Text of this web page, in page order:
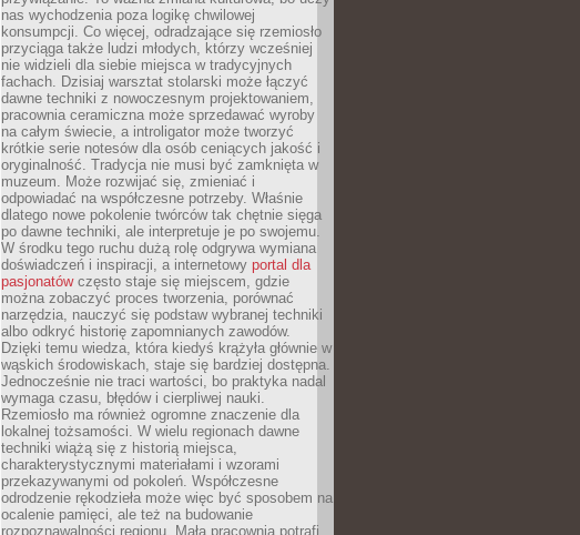
nas wychodzenia poza logikę chwilowej
konsumpcji. Co więcej, odradzające się rzemiosło
przyciąga także ludzi młodych, którzy wcześniej
nie widzieli dla siebie miejsca w tradycyjnych
fachach. Dzisiaj warsztat stolarski może łączyć
dawne techniki z nowoczesnym projektowaniem,
pracownia ceramiczna może sprzedawać wyroby
na całym świecie, a introligator może tworzyć
krótkie serie notesów dla osób ceniących jakość i
oryginalność. Tradycja nie musi być zamknięta w
muzeum. Może rozwijać się, zmieniać i
odpowiadać na współczesne potrzeby. Właśnie
dlatego nowe pokolenie twórców tak chętnie sięga
po dawne techniki, ale interpretuje je po swojemu.
W środku tego ruchu dużą rolę odgrywa wymiana
doświadczeń i inspiracji, a internetowy portal dla
pasjonatówczęsto staje się miejscem, gdzie
można zobaczyć proces tworzenia, porównać
narzędzia, nauczyć się podstaw wybranej techniki
albo odkryć historię zapomnianych zawodów.
Dzięki temu wiedza, która kiedyś krążyła głównie w
wąskich środowiskach, staje się bardziej dostępna.
Jednocześnie nie traci wartości, bo praktyka nadal
wymaga czasu, błędów i cierpliwej nauki.
Rzemiosło ma również ogromne znaczenie dla
lokalnej tożsamości. W wielu regionach dawne
techniki wiążą się z historią miejsca,
charakterystycznymi materiałami i wzorami
przekazywanymi od pokoleń. Współczesne
odrodzenie rękodzieła może więc być sposobem na
ocalenie pamięci, ale też na budowanie
rozpoznawalności regionu. Mała pracownia potrafi